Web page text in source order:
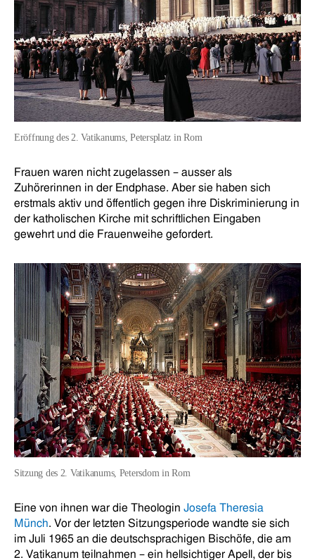
Eröffnung des 2. Vatikanums, Petersplatz in Rom
Frauen waren nicht zugelassen – ausser als
Zuhörerinnen in der Endphase. Aber sie haben sich
erstmals aktiv und öffentlich gegen ihre Diskriminierung in
der katholischen Kirche mit schriftlichen Eingaben
gewehrt und die Frauenweihe gefordert.
Sitzung des 2. Vatikanums, Petersdom in Rom
Eine von ihnen war die Theologin Josefa Theresia
Münch. Vor der letzten Sitzungsperiode wandte sie sich
im Juli 1965 an die deutschsprachigen Bischöfe, die am
2. Vatikanum teilnahmen – ein hellsichtiger Apell, der bis